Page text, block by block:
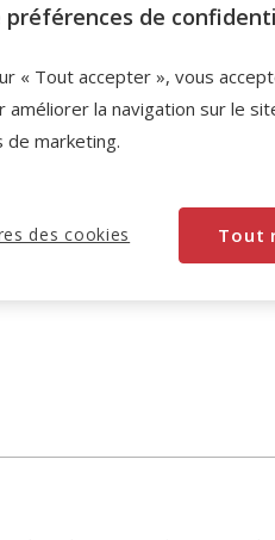
Promotion
-10% sur votre
Carte Animalis. Offre
promotions en cours.
préférences de
« Tout accepter », vous
améliorer la navigation sur le
marketing.
Tout
des cookies